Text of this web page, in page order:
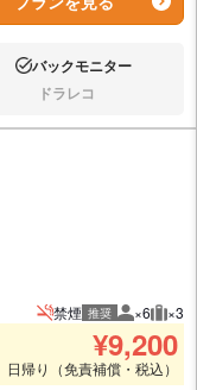
あり:バックモニター
なし:ドラレコ
禁煙 推奨 推奨人数
×6 推
×3
¥9,200
日帰り（免責補償・税込）